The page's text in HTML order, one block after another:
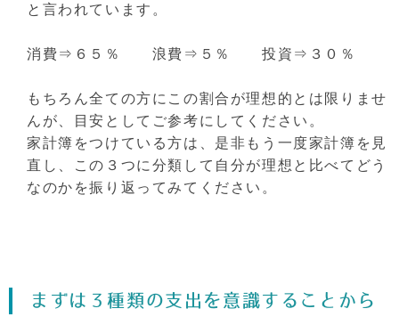
と言われています。
消費⇒６５％ 浪費⇒５％ 投資⇒３０％
もちろん全ての方にこの割合が理想的とは限りませ
んが、目安としてご参考にしてください。
家計簿をつけている方は、是非もう一度家計簿を見
直し、この３つに分類して自分が理想と比べてどう
なのかを振り返ってみてください。
まずは３種類の支出を意識することから